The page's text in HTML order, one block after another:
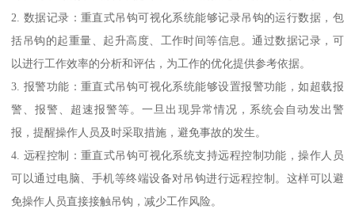
2. 数据记录：重直式吊钩可视化系统能够记录吊钩的运行数据，包
括吊钩的起重量、起升高度、工作时间等信息。通过数据记录，可
以进行工作效率的分析和评估，为工作的优化提供参考依据。
3. 报警功能：重直式吊钩可视化系统能够设置报警功能，如超载报
警、报警、超速报警等。一旦出现异常情况，系统会自动发出警
报，提醒操作人员及时采取措施，避免事故的发生。
4. 远程控制：重直式吊钩可视化系统支持远程控制功能，操作人员
可以通过电脑、手机等终端设备对吊钩进行远程控制。这样可以避
免操作人员直接接触吊钩，减少工作风险。